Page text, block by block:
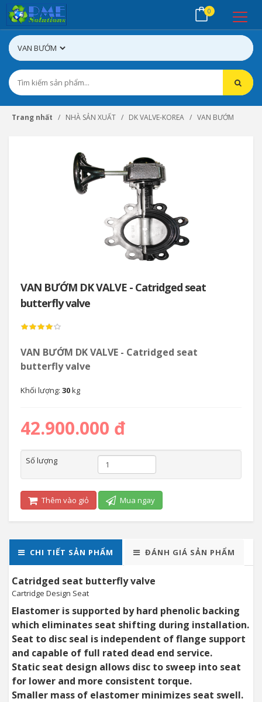
0
Trang nhất NHÀ SẢN XUẤT DK VALVE-KOREA VAN BƯỚM
VAN BƯỚM DK VALVE - Catridged seat
butterfly valve
VAN BƯỚM DK VALVE - Catridged seat
butterfly valve
Khối lượng: 30kg
42.900.000 đ
Số lượng
Thêm vào giỏ Mua ngay
CHI TIẾT SẢN PHẨM ĐÁNH GIÁ SẢN PHẨM
Catridged seat butterfly valve
Cartridge Design Seat
Elastomer is supported by hard phenolic backing
which eliminates seat shifting during installation.
Seat to disc seal is independent of flange support
and capable of full rated dead end service.
Static seat design allows disc to sweep into seat
for lower and more consistent torque.
Smaller mass of elastomer minimizes seat swell.